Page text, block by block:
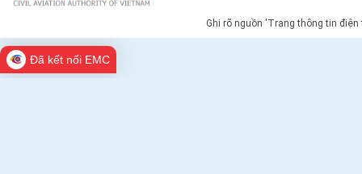
Ghi rõ nguồn 'Trang thông tin
Đã kết nối EMC